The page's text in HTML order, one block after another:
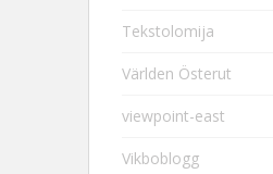
Tekstolomija
Världen Österut
viewpoint-east
Vikboblogg